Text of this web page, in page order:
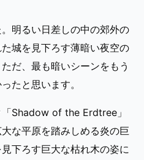
明るい日差しの中の郊外の
城を見下ろす薄暗い夜空の
だ、最も暗いシーンをもう
たと思います。
Shadow of the Erdtree」
な平原を踏みしめる炎の巨
下ろす巨大な枯れ木の姿に